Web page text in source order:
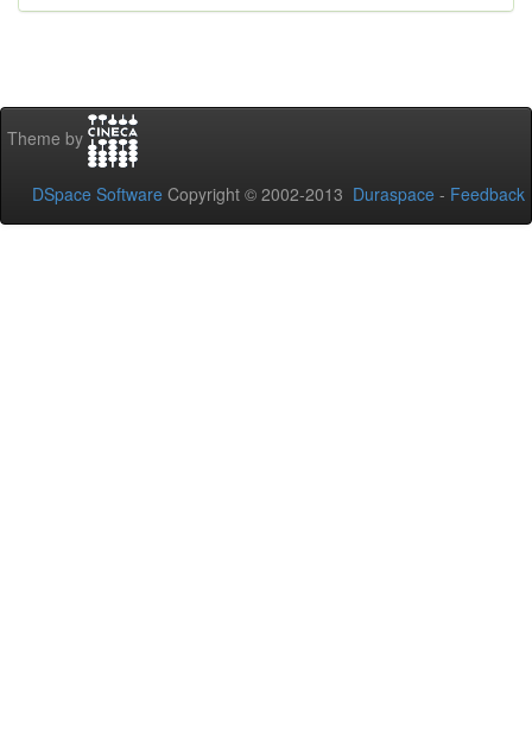
Theme by
DSpace Software Copyright © 2002-2013 Duraspace - Feedback